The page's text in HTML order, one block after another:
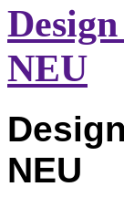
NEU
NEU